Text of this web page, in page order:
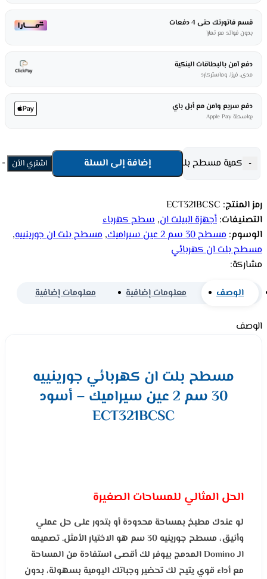
قسم فاتورتك حتى 4 دفعات
بدون فوائد مع تمارا
دفع آمن بالبطاقات البنكية
مدى، فيزا، وماستركارد
دفع سريع وآمن مع أبل باي
بواسطة Apple Pay
- كمية مسطح بلت ان كهربائي جورينييه 30 سم 2 عين سيراميك - أسود ECT321BCSC
إضافة إلى السلة اشتري الأن
رمز المنتج: ECT321BCSC
التصنيفات: أجهزة البيلت ان, سطح كهرباء
الوسوم: مسطح 30 سم 2 عين سيراميك , مسطح بلت ان جورينييه,
مسطح بلت ان كهربائي
مشاركة:
الوصف معلومات إضافية معلومات إضافية
الوصف
مسطح بلت ان كهربائي جورينييه
30 سم 2 عين سيراميك – أسود
ECT321BCSC
الحل المثالي للمساحات الصغيرة
لو عندك مطبخ بمساحة محدودة أو بتدور على حل عملي
وأنيق، مسطح جورينيه 30 سم هو الاختيار الأمثل. تصميمه
الـ Domino المدمج بيوفر لك أقصى استفادة من المساحة
مع أداء قوي يتيح لك تحضير وجباتك اليومية بسهولة، بدون